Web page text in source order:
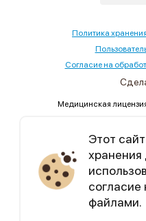
Уникальный
Политика
Согласие на
Медицинская
Этот
согласие
файлами.